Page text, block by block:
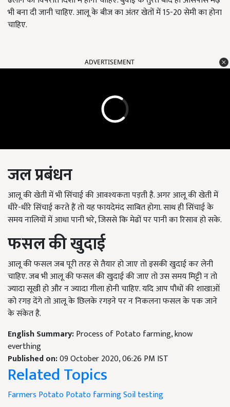
भी बना दी जानी चाहिए. आलू के बीज का अंतर खेतों में 15-20 सेमी का होना
चाहिए.
ADVERTISEMENT
जल प्रबंधन
आलू की खेती में भी सिंचाई की आवश्यकता पड़ती है. अगर आलू की खेती में
धीरे-धीरे सिंचाई करते हैं तो यह फायदेमंद साबित होगा. साथ ही सिंचाई के
समय नालियों में आधा पानी भरे, जिससे कि मेढों पर पानी का रिसाव हो सके.
फसल की खुदाई
आलू की फसल जब पूरी तरह से तैयार हो जाए तो इसकी खुदाई कर लेनी
चाहिए. जब भी आलू की फसल की खुदाई की जाए तो उस समय मिट्टी न तो
ज्यादा सूखी हो और न ज्यादा गीला होनी चाहिए. यदि आप पौधों की शाखाओं
को रगड़ देंगे तो आलू के छिलके रगड़ने पर न निकलना फसल के पक जाने
के संकेत है.
English Summary:Process of Potato farming, know
everthing
Published on:09 October 2020, 06:26 PM IST
Related Topics
Farmers PotatoPotato farmingSoil testing